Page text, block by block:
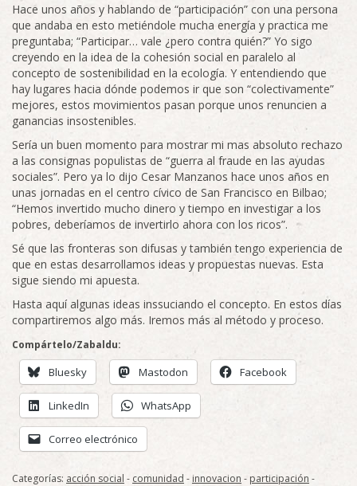
Hace unos años y hablando de “participación” con una persona
que andaba en esto metiéndole mucha energía y practica me
preguntaba; “Participar… vale ¿pero contra quién?” Yo sigo
creyendo en la idea de la cohesión social en paralelo al
concepto de sostenibilidad en la ecología. Y entendiendo que
hay lugares hacia dónde podemos ir que son “colectivamente”
mejores, estos movimientos pasan porque unos renuncien a
ganancias insostenibles.
Sería un buen momento para mostrar mi mas absoluto rechazo
a las consignas populistas de “guerra al fraude en las ayudas
sociales”. Pero ya lo dijo Cesar Manzanos hace unos años en
unas jornadas en el centro cívico de San Francisco en Bilbao;
“Hemos invertido mucho dinero y tiempo en investigar a los
pobres, deberíamos de invertirlo ahora con los ricos”.
Sé que las fronteras son difusas y también tengo experiencia de
que en estas desarrollamos ideas y propuestas nuevas. Esta
sigue siendo mi apuesta.
Hasta aquí algunas ideas inssuciando el concepto. En estos días
compartiremos algo más. Iremos más al método y proceso.
Compártelo/Zabaldu:
Bluesky Mastodon Facebook
LinkedIn WhatsApp
Correo electrónico
Categorías: acción social - comunidad - innovacion - participación -